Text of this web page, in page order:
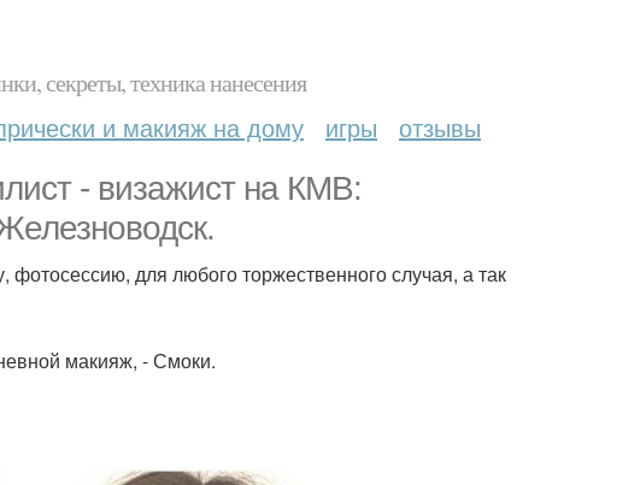
секреты, техника нанесения
и макияж на дому игры отзывы
- визажист на КМВ:
для любого торжественного случая, а так
макияж, - Смоки.